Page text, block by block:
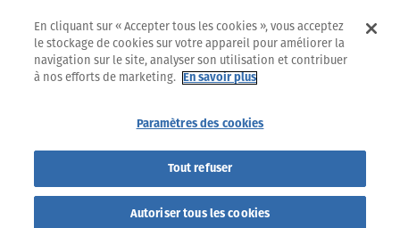
Trouvez le job qui VOUS convient !
Trouvez le job qui VOUS
convient !
En cliquant sur « Accepter tous les cookies », vous acceptez
le stockage de cookies sur votre appareil pour améliorer la
navigation sur le site, analyser son utilisation et contribuer
à nos efforts de marketing.
En savoir plus
Paramètres des cookies
Tout refuser
Autoriser tous les cookies